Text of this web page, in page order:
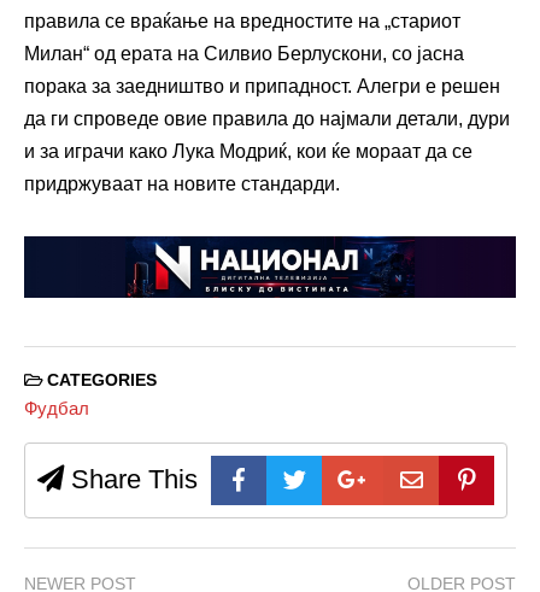
правила се враќање на вредностите на „стариот
Милан“ од ерата на Силвио Берлускони, со јасна
порака за заедништво и припадност. Алегри е решен
да ги спроведе овие правила до најмали детали, дури
и за играчи како Лука Модриќ, кои ќе мораат да се
придржуваат на новите стандарди.
CATEGORIES
Фудбал
Share This
NEWER POST OLDER POST